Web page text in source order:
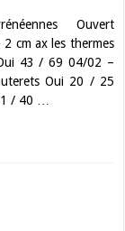
Ouvert
cm ax les thermes
43 / 69 04/02 –
Oui 20 / 25
/ 40 …